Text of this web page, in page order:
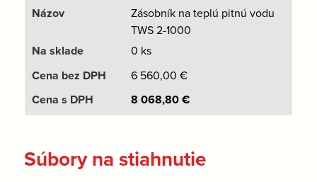
Zásobník na teplú pitnú vodu
TWS 2-1000
0 ks
6 560,00 €
8 068,80€
Súbory na stiahnutie